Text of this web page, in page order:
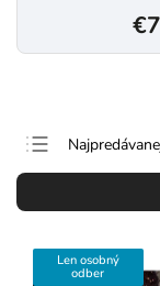
Najlacnejšie
Najdrahšie
Abecedne
Len osobný
odber